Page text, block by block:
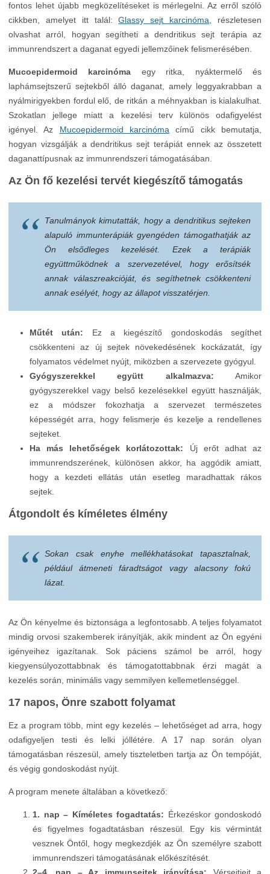
fontos lehet újabb megközelítéseket is mérlegelni. Az erről szóló
cikkben, amelyet itt talál:Glassy sejt karcinóma , részletesen
olvashat arról, hogyan segítheti a dendritikus sejt terápia az
immunrendszert a daganat egyedi jellemzőinek felismerésében.
Mucoepidermoid karcinóma egy ritka, nyáktermelő és
laphámsejtszerű sejtekből álló daganat, amely leggyakrabban a
nyálmirigyekben fordul elő, de ritkán a méhnyakban is kialakulhat.
Szokatlan jellege miatt a kezelési terv különös odafigyelést
igényel. Az Mucoepidermoid karcinóma című cikk bemutatja,
hogyan vizsgálják a dendritikus sejt terápiát ennek az összetett
daganattípusnak az immunrendszeri támogatásában.
Az Ön fő kezelési tervét kiegészítő támogatás
Tanulmányok kimutatták, hogy a dendritikus sejteken
alapuló immunterápiák gyengéden támogathatják az
Ön elsődleges kezelését. Ezek a terápiák
együttműködnek a szervezetével, hogy erősítsék
annak válaszreakcióját, és segíthetnek csökkenteni
annak esélyét, hogy az állapot visszatérjen.
Műtét után: Ez a kiegészítő gondoskodás segíthet
csökkenteni az új sejtek növekedésének kockázatát, így
folyamatos védelmet nyújt, miközben a szervezete gyógyul.
Gyógyszerekkel együtt alkalmazva: Amikor
gyógyszerekkel vagy belső kezelésekkel együtt használják,
ez a módszer fokozhatja a szervezet természetes
képességét arra, hogy felismerje és kezelje a rendellenes
sejteket.
Ha más lehetőségek korlátozottak: Új erőt adhat az
immunrendszerének, különösen akkor, ha aggódik amiatt,
hogy a kezdeti ellátás után esetleg maradhattak rákos
sejtek.
Átgondolt és kíméletes élmény
Sokan csak enyhe mellékhatásokat tapasztalnak,
például átmeneti fáradtságot vagy alacsony fokú
lázat.
Az Ön kényelme és biztonsága a legfontosabb. A teljes folyamatot
mindig orvosi szakemberek irányítják, akik mindent az Ön egyéni
igényeihez igazítanak. Sok páciens számol be arról, hogy
kiegyensúlyozottabbnak és támogatottabbnak érzi magát a
kezelés során, minimális vagy semmilyen kellemetlenséggel.
17 napos, Önre szabott folyamat
Ez a program több, mint egy kezelés – lehetőséget ad arra, hogy
odafigyeljen testi és lelki jóllétére. A 17 nap során olyan
támogatásban részesül, amely tiszteletben tartja az Ön tempóját,
és végig gondoskodást nyújt.
A program menete általában a következő:
1. nap – Kíméletes fogadtatás: Érkezéskor gondoskodó
és figyelmes fogadtatásban részesül. Egy kis vérmintát
vesznek Öntől, hogy megkezdjék az Ön személyre szabott
immunrendszeri támogatásának előkészítését.